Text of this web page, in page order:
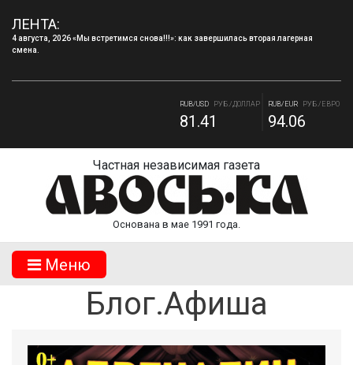
ЛЕНТА:
4 августа, 2026 «Мы встретимся снова!!!»: как завершилась вторая лагерная
смена.
RUB/USD РУБ./ДОЛЛАР
81.41
RUB/EUR РУБ./ЕВРО
94.06
27.7 18.19
Частная независимая газета
Основана в мае 1991 года.
Mеню
Блог.Афиша